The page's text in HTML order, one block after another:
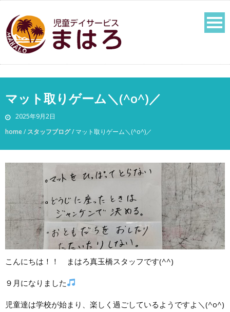
マット取りゲーム＼(^o^)／
2025年9月2日
home/ スタッフブログ/ マット取りゲーム＼(^o^)／
こんにちは！！ まはろ真玉橋スタッフです(^^)
９月になりました
児童達は学校が始まり、楽しく過ごしているようですよ＼(^o^)